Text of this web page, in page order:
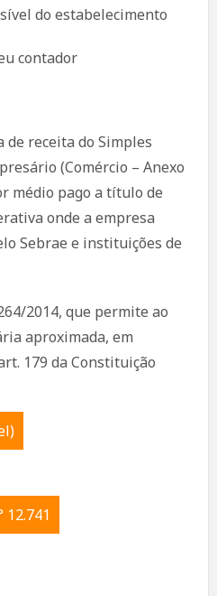
do estabelecimento
contador
de receita do Simples
(Comércio – Anexo
médio pago a título de
onde a empresa
Sebrae e instituições de
2014, que permite ao
aproximada, em
179 da Constituição